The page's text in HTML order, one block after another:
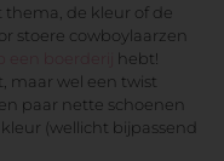
de kleur of de
stoere cowboylaarzen
een boerderij hebt!
maar wel een twist
paar nette schoenen
(wellicht bijpassend